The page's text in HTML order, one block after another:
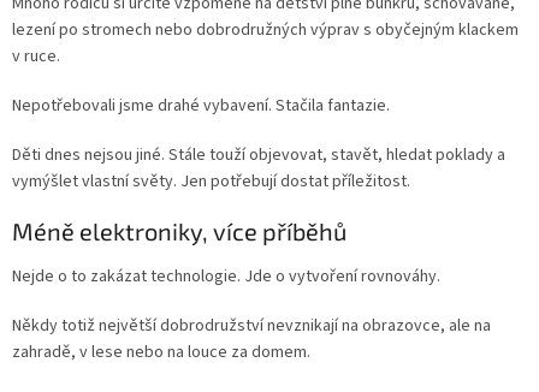
lezení po stromech nebo dobrodružných výprav s obyčejným klackem
v ruce.
Nepotřebovali jsme drahé vybavení. Stačila fantazie.
Děti dnes nejsou jiné. Stále touží objevovat, stavět, hledat poklady a
vymýšlet vlastní světy. Jen potřebují dostat příležitost.
Méně elektroniky, více příběhů
Nejde o to zakázat technologie. Jde o vytvoření rovnováhy.
Někdy totiž největší dobrodružství nevznikají na obrazovce, ale na
zahradě, v lese nebo na louce za domem.